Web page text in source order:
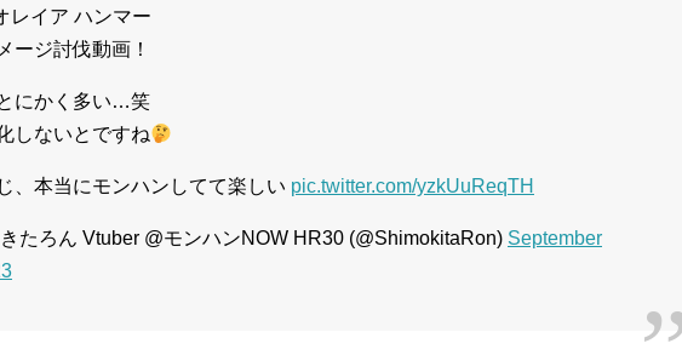
レイア ハンマー
ージ討伐動画！
にかく多い…笑
しないとですね
、本当にモンハンしてて楽しい pic.twitter.com/yzkUuReqTH
たろん Vtuber @モンハンNOW HR30 (@ShimokitaRon) September